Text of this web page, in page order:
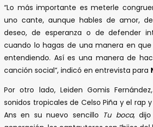
“Lo más importante es meterle
uno cante, aunque hables de amor,
deseo, de esperanza o de defender
cuando lo hagas de una manera en
entendiendo. Así es una manera de
canción social”, indicó en entrevista para
Por otro lado, Leiden Gomis
sonidos tropicales de Celso Piña y el rap
Ans en su nuevo sencillo Tu boca,